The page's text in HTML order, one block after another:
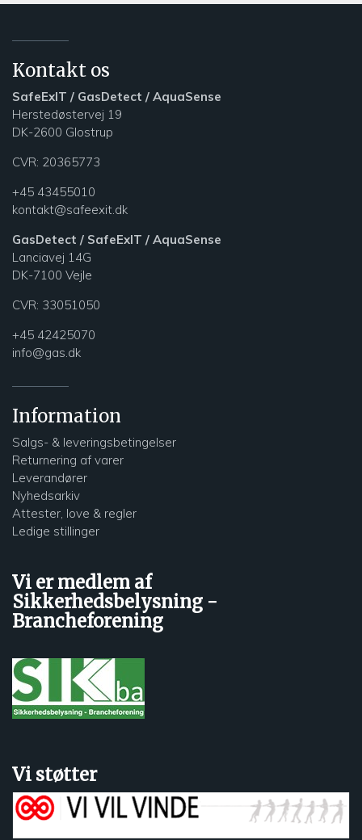
Kontakt os
SafeExIT / GasDetect / AquaSense
Herstedøstervej 19
DK-2600 Glostrup
CVR: 20365773
+45 43455010
kontakt@safeexit.dk
GasDetect / SafeExIT / AquaSense
Lanciavej 14G
DK-7100 Vejle
CVR: 33051050
+45 42425070
info@gas.dk
Information
Salgs- & leveringsbetingelser
Returnering af varer
Leverandører
Nyhedsarkiv
Attester, love & regler
Ledige stillinger
Vi er medlem af
Sikkerhedsbelysning -
Brancheforening
Vi støtter